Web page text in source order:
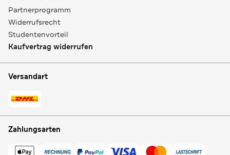
Partnerprogramm
Widerrufsrecht
Studentenvorteil
Kaufvertrag widerrufen
Versandart
Zahlungsarten